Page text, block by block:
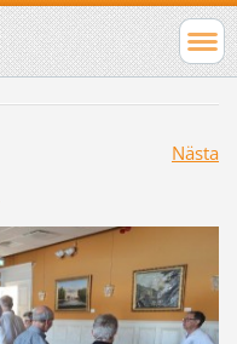
Nästa